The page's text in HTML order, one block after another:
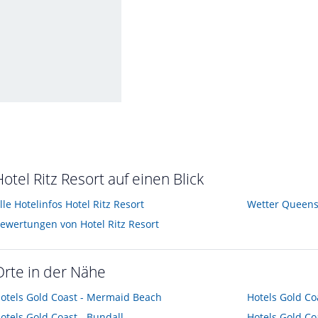
Ritz Resort auf einen Blick
Hotelinfos Hotel Ritz Resort
von Hotel Ritz Resort
Wetter
in der Nähe
Gold Coast - Mermaid Beach
Hotels Gold